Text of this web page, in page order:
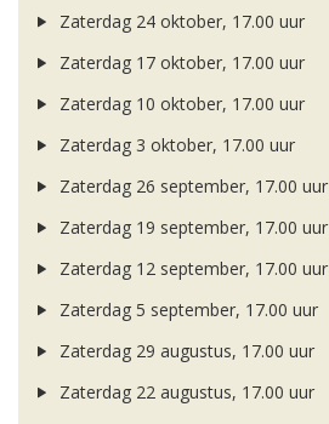
Zaterdag 24 oktober, 17.00 uur
Zaterdag 17 oktober, 17.00 uur
Zaterdag 10 oktober, 17.00 uur
Zaterdag 3 oktober, 17.00 uur
Zaterdag 26 september, 17.00 uur
Zaterdag 19 september, 17.00 uur
Zaterdag 12 september, 17.00 uur
Zaterdag 5 september, 17.00 uur
Zaterdag 29 augustus, 17.00 uur
Zaterdag 22 augustus, 17.00 uur